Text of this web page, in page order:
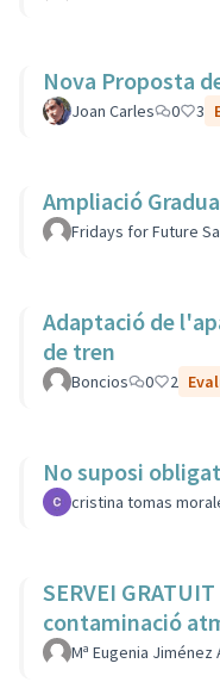
Nova Proposta
Joan Carles 0 3
Ampliació
Fridays for Future
Adaptació de
de tren
Boncios 0 2
No suposi
cristina tomas
SERVEI
contaminació
Mª Eugenia Jiménez